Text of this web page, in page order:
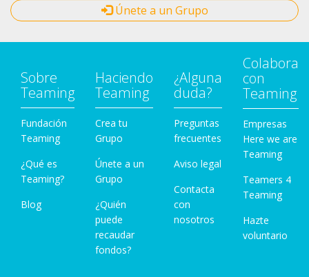
Únete a un Grupo
Sobre
Teaming
Fundación
Teaming
¿Qué es
Teaming?
Blog
Haciendo
Teaming
Crea tu
Grupo
Únete a un
Grupo
¿Quién
puede
recaudar
fondos?
¿Alguna
duda?
Preguntas
frecuentes
Aviso legal
Contacta
con
nosotros
Colabora
con
Teaming
Empresas
Here we are
Teaming
Teamers 4
Teaming
Hazte
voluntario